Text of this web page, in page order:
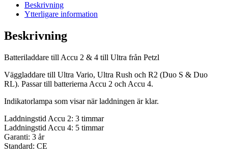
Duo
S
Beskrivning
Ytterligare information
Beskrivning
Batteriladdare till Accu 2 & 4 till Ultra från Petzl
Väggladdare till Ultra Vario, Ultra Rush och R2 (Duo S & Duo
RL). Passar till batterierna Accu 2 och Accu 4.
Indikatorlampa som visar när laddningen är klar.
Laddningstid Accu 2: 3 timmar
Laddningstid Accu 4: 5 timmar
Garanti: 3 år
Standard: CE